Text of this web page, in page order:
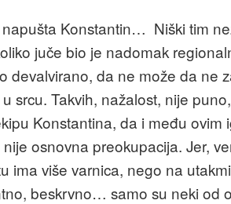
Konstantin… Niški tim
juče bio je nadomak
devalvirano, da ne može da ne
srcu. Takvih, nažalost, nije
Konstantina, da i među ovim
osnovna preokupacija. Jer,
ima više varnica, nego na
beskrvno… samo su neki od